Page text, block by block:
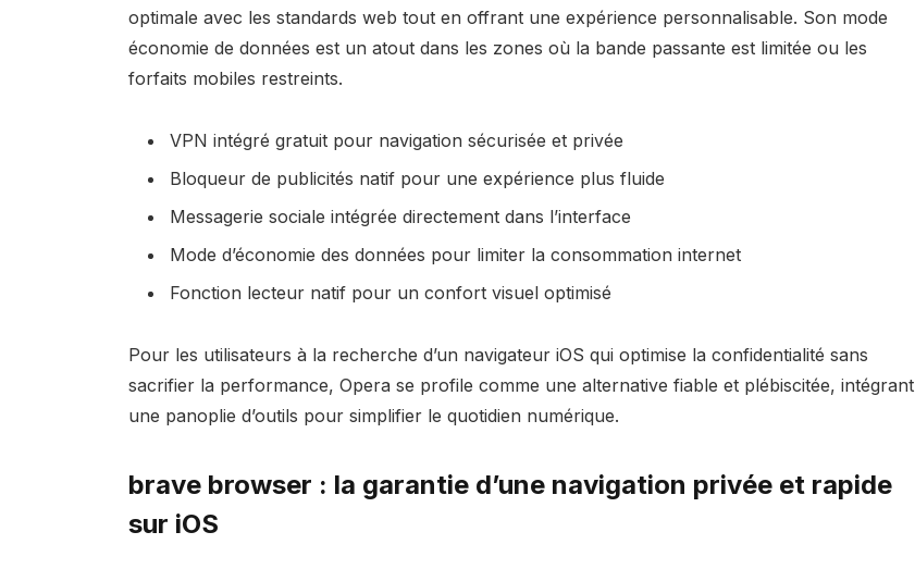
optimale avec les standards web tout en offrant une expérience personnalisable. Son mode
économie de données est un atout dans les zones où la bande passante est limitée ou les
forfaits mobiles restreints.
VPN intégré gratuit pour navigation sécurisée et privée
Bloqueur de publicités natif pour une expérience plus fluide
Messagerie sociale intégrée directement dans l’interface
Mode d’économie des données pour limiter la consommation internet
Fonction lecteur natif pour un confort visuel optimisé
Pour les utilisateurs à la recherche d’un navigateur iOS qui optimise la confidentialité sans
sacrifier la performance, Opera se profile comme une alternative fiable et plébiscitée, intégrant
une panoplie d’outils pour simplifier le quotidien numérique.
brave browser : la garantie d’une navigation privée et rapide
sur iOS